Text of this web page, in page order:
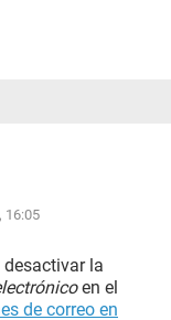
16:05
la
en el
de correo en